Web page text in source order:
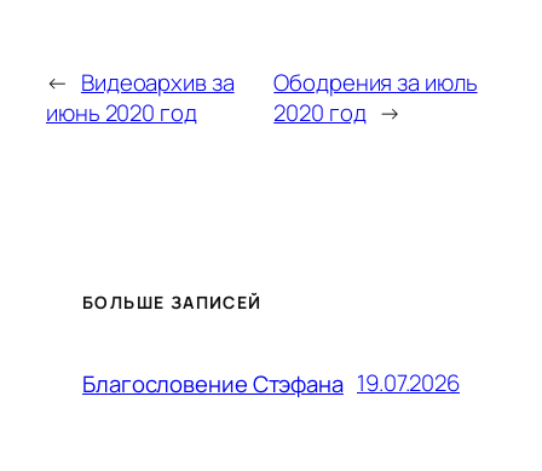
← Видеоархив за
июнь 2020 год
Ободрения за июль
2020 год →
БОЛЬШЕ ЗАПИСЕЙ
Благословение Стэфана 19.07.2026